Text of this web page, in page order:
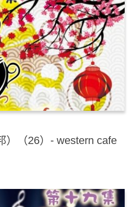
）（26）- western cafe